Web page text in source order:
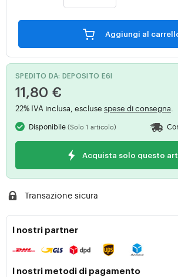
Aggiungi al
SPEDITO DA: DEPOSITO E6I
11,80 €
22% IVA inclusa, escluse spese di consegna
Disponibile(Solo 1 articolo)
Acquista solo questo
Transazione sicura
I nostri partner
I nostri metodi di pagamento